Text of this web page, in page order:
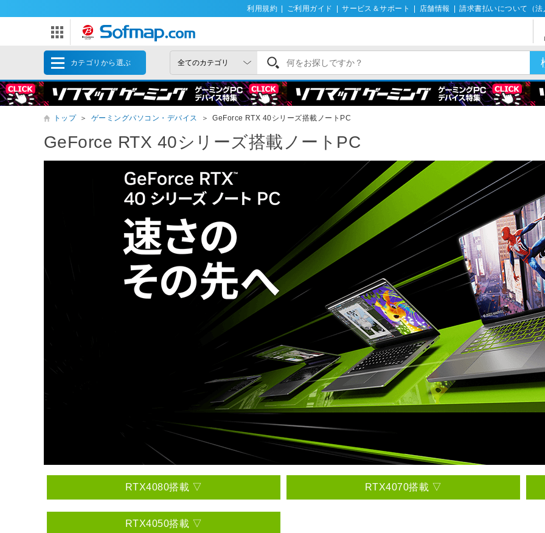
利用規約 ご利用ガイド サービス＆サポート 店舗情報 請求書払いについて（法
カテゴリから選ぶ
トップ ＞ ゲーミングパソコン・デバイス ＞ GeForce RTX 40シリーズ搭載ノートPC
GeForce RTX 40シリーズ搭載ノートPC
RTX4080搭載 ▽ RTX4070搭載 ▽
RTX4050搭載 ▽